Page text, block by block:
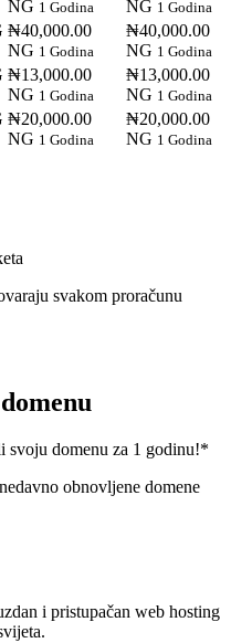
NG 1 Godina NG 1 Godina
₦40,000.00
NG 1 Godina
₦40,000.00
NG 1 Godina
₦13,000.00
NG 1 Godina
₦13,000.00
NG 1 Godina
₦20,000.00
NG 1 Godina
₦20,000.00
NG 1 Godina
svakom proračunu
svoju domenu za 1 godinu!*
obnovljene domene
i pristupačan web hosting